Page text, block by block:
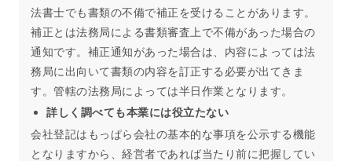
法書士でも書類の不備で補正を受けることがあります。
補正とは法務局による書類審査上で不備があった場合の
通知です。補正通知があった場合は、内容によっては法
務局に出向いて書類の内容を訂正する必要が出てきま
す。管轄の法務局によっては半日作業となります。
詳しく調べても本業には役立たない
会社登記はもっぱら会社の基本的な事項を公示する機能
となりますから、経営者であれば当たり前に把握してい